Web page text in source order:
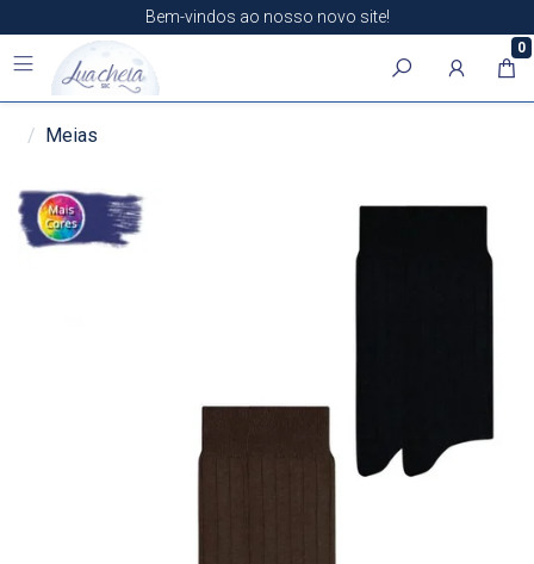
Bem-vindos ao nosso novo site!
0
Meias